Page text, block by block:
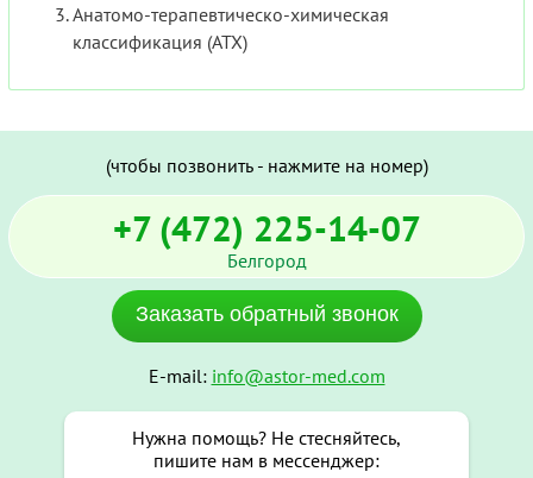
Анатомо-терапевтическо-химическая
классификация (ATX)
(чтобы позвонить - нажмите на номер)
+7 (472) 225-14-07
Белгород
Заказать обратный звонок
E-mail: info@astor-med.com
Нужна помощь? Не стесняйтесь,
пишите нам в мессенджер: